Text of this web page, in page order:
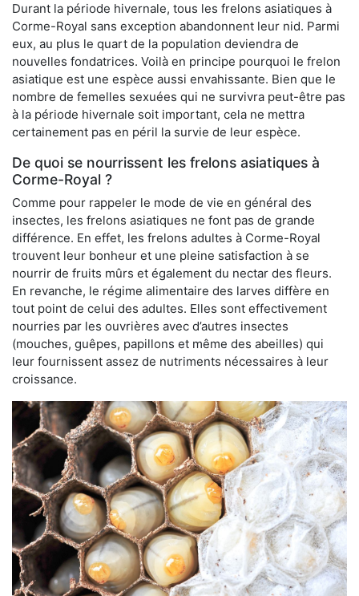
Durant la période hivernale, tous les frelons asiatiques à
Corme-Royal sans exception abandonnent leur nid. Parmi
eux, au plus le quart de la population deviendra de
nouvelles fondatrices. Voilà en principe pourquoi le frelon
asiatique est une espèce aussi envahissante. Bien que le
nombre de femelles sexuées qui ne survivra peut-être pas
à la période hivernale soit important, cela ne mettra
certainement pas en péril la survie de leur espèce.
De quoi se nourrissent les frelons asiatiques à
Corme-Royal ?
Comme pour rappeler le mode de vie en général des
insectes, les frelons asiatiques ne font pas de grande
différence. En effet, les frelons adultes à Corme-Royal
trouvent leur bonheur et une pleine satisfaction à se
nourrir de fruits mûrs et également du nectar des fleurs.
En revanche, le régime alimentaire des larves diffère en
tout point de celui des adultes. Elles sont effectivement
nourries par les ouvrières avec d’autres insectes
(mouches, guêpes, papillons et même des abeilles) qui
leur fournissent assez de nutriments nécessaires à leur
croissance.